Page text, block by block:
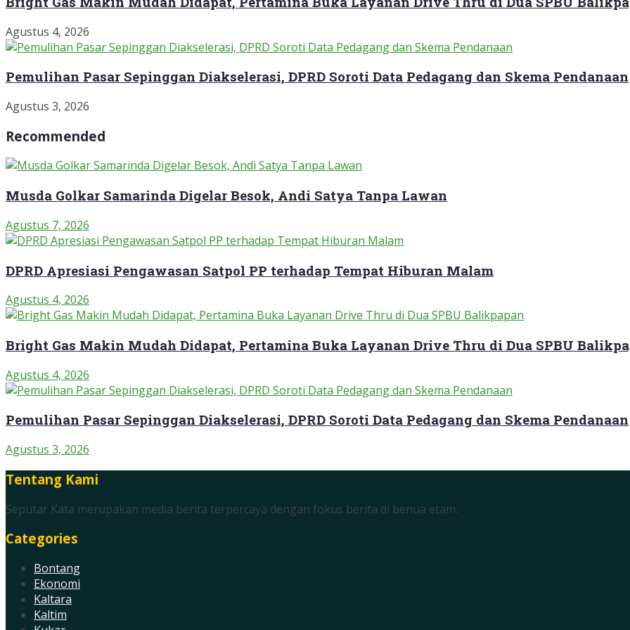
Agustus 4, 2026
Pemulihan Pasar Sepinggan Diakselerasi, DPRD Soroti Data Pedagang dan Skema Pendanaan
Agustus 3, 2026
Recommended
Musda Golkar Samarinda Digelar Besok, Andi Satya Tanpa Lawan
Agustus 7, 2026
DPRD Apresiasi Pengawasan Satpol PP terhadap Tempat Hiburan Malam
Agustus 4, 2026
Bright Gas Makin Mudah Didapat, Pertamina Buka Layanan Drive Thru di Dua SPBU
Agustus 4, 2026
Pemulihan Pasar Sepinggan Diakselerasi, DPRD Soroti Data Pedagang dan Skema Pendanaan
Agustus 3, 2026
Tentang Kami
Seputar Kata merupakan media berita terpercaya dengan fokus berita di benua etam.
Categories
Bontang
Ekonomi
Kaltara
Kaltim